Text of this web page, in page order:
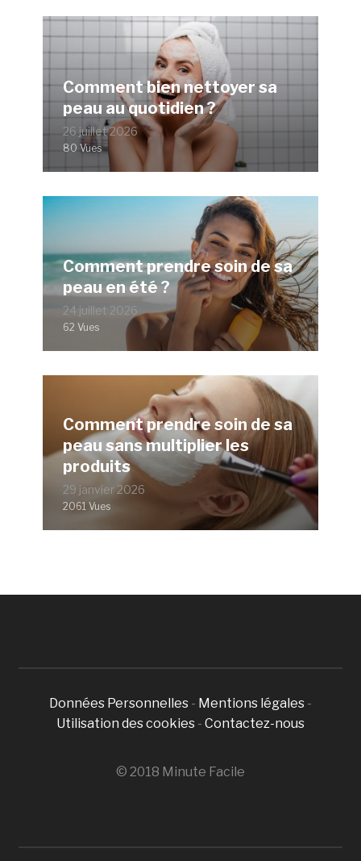
Comment bien nettoyer sa
peau au quotidien ?
26 juillet 2026
80 Vues
Comment prendre soin de sa
peau en été ?
24 juillet 2026
62 Vues
Comment prendre soin de sa
peau sans multiplier les
produits
29 janvier 2026
2061 Vues
Données Personnelles - Mentions légales -
Utilisation des cookies - Contactez-nous
© 2018 Minute Facile